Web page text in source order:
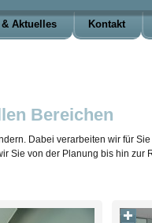
& Aktuelles Kontakt
Bereichen
Dabei verarbeiten wir für
Sie von der Planung bis hin zur